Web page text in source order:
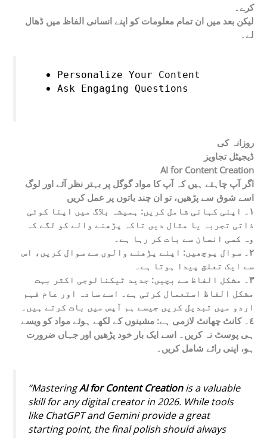
کرے۔
لیکن بعد میں ان تمام معلومات کو اپنے انسانی الفاظ میں ڈھال
لے۔
Personalize Your Content
Ask Engaging Questions
روزانہ کی
ڈیجیٹل تجاویز
AI for Content Creation
اگر آپ چاہتے ہیں کہ آپ کا مواد گوگل پر بہتر نظر آئے اور لوگ
اسے شوق سے پڑھیں، تو ان چند باتوں پر عمل کریں
١۔ اپنی کہانی شامل کریں:
ہمیشہ بلاگ میں اپنا کوئی
ذاتی تجربہ یا مثال دیں تاکہ پڑھنے والے کو لگے کہ
وہ کسی انسان سے بات کر رہا ہے۔
٢۔ سوال پوچھیں:
اپنے پڑھنے والوں سے سوال کریں، اس
سے ایک تعلق پیدا ہوتا ہے۔
٣۔ مشکل الفاظ سے بچیں:
جدید ٹیکنالوجی اکثر بہت
مشکل الفاظ استعمال کرتی ہے۔ اسے سادہ اور عام فہم
اردو میں تبدیل کریں جیسے ہم آپس میں بات کرتے ہیں۔
٤۔ کانٹ چھانٹ لازمی ہے:
مشینوں کے لکھے ہوئے مواد کو ویسے
ہی پوسٹ نہ کریں۔ اسے ایک بار خود پڑھیں اور جہاں ضرورت
ہو، اپنی رائے شامل کریں۔
“MasteringAI for Content Creationis a valuable
skill for any digital creator in 2026. While tools
like ChatGPT and Gemini provide a great
starting point, the final polish should always